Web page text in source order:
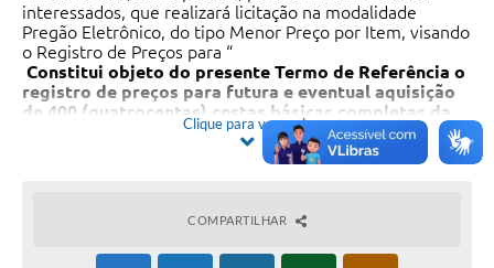
interessados, que realizará licitação na modalidade
Pregão Eletrônico, do tipo Menor Preço por Item, visando
o Registro de Preços para “
Constitui objeto do presente Termo de Referência o
registro de preços para futura e eventual aquisição
de 400 (quatrocentas) cestas básicas completas da
Secretaria Municipal de Ação Social, intuito é
atender às famílias em situações de vulnerabilidade
social temporária, que, no momento, não podem
a manutenção da alimentação e da higiene, conforme
a Lei Municipal nº 2691, de 23 de novembro de 2021, e
a Lei Federal nº 8742, de 07 de dezembro de 1993”.
Clique para ver mais
COMPARTILHAR